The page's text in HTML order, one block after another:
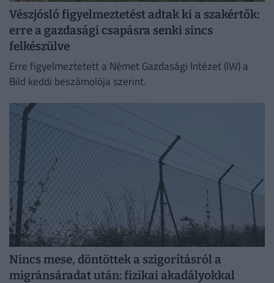
Vészjósló figyelmeztetést adtak ki a szakértők:
erre a gazdasági csapásra senki sincs
felkészülve
Erre figyelmeztetett a Német Gazdasági Intézet (IW) a
Bild keddi beszámolója szerint.
Nincs mese, döntöttek a szigorításról a
migránsáradat után: fizikai akadályokkal